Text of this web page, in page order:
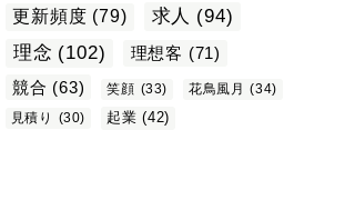
更新頻度 (79) 求人 (94)
理念 (102) 理想客 (71)
競合 (63) 笑顔 (33) 花鳥風月 (34)
見積り
(30) 起業 (42)